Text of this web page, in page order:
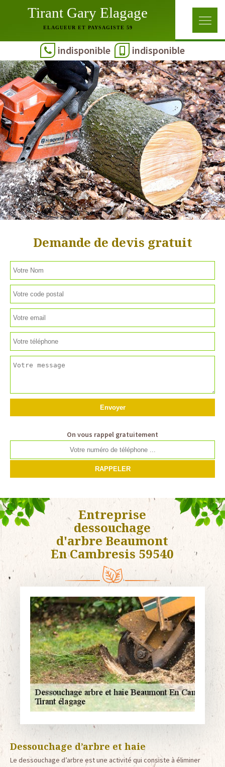
Tirant Gary Elagage
ELAGUEUR ET PAYSAGISTE 59
indisponible indisponible
Demande de devis gratuit
On vous rappel gratuitement
Entreprise
dessouchage
d'arbre Beaumont
En Cambresis 59540
Dessouchage d’arbre et haie
Le dessouchage d’arbre est une activité qui consiste à éliminer